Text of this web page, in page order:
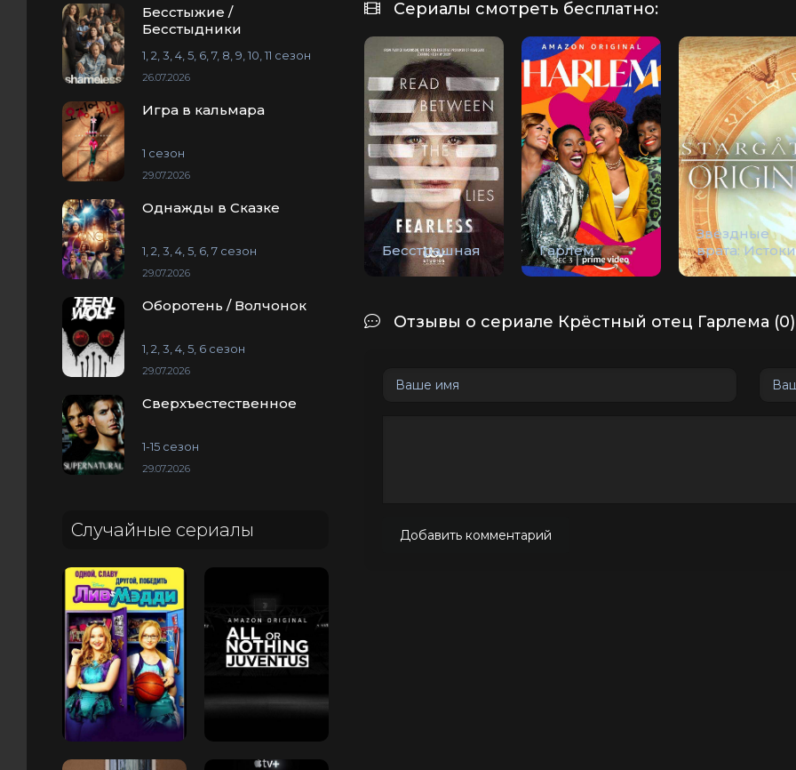
Бесстыжие /
Бесстыдники
1, 2, 3, 4, 5, 6, 7, 8, 9, 10, 11 сезон
26.07.2026
Игра в кальмара
1 сезон
29.07.2026
Однажды в Сказке
1, 2, 3, 4, 5, 6, 7 сезон
29.07.2026
Оборотень / Волчонок
1, 2, 3, 4, 5, 6 сезон
29.07.2026
Сверхъестественное
1-15 сезон
29.07.2026
Случайные сериалы
Сериалы смотреть бесплатно:
Бесстрашная Гарлем
Звёздные
врата: Истоки
Отзывы о сериале Крёстный отец Гарлема (0)
Добавить комментарий